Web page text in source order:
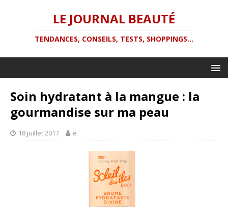
LE JOURNAL BEAUTÉ
TENDANCES, CONSEILS, TESTS, SHOPPINGS...
Soin hydratant à la mangue : la
gourmandise sur ma peau
18 juillet 2017 e